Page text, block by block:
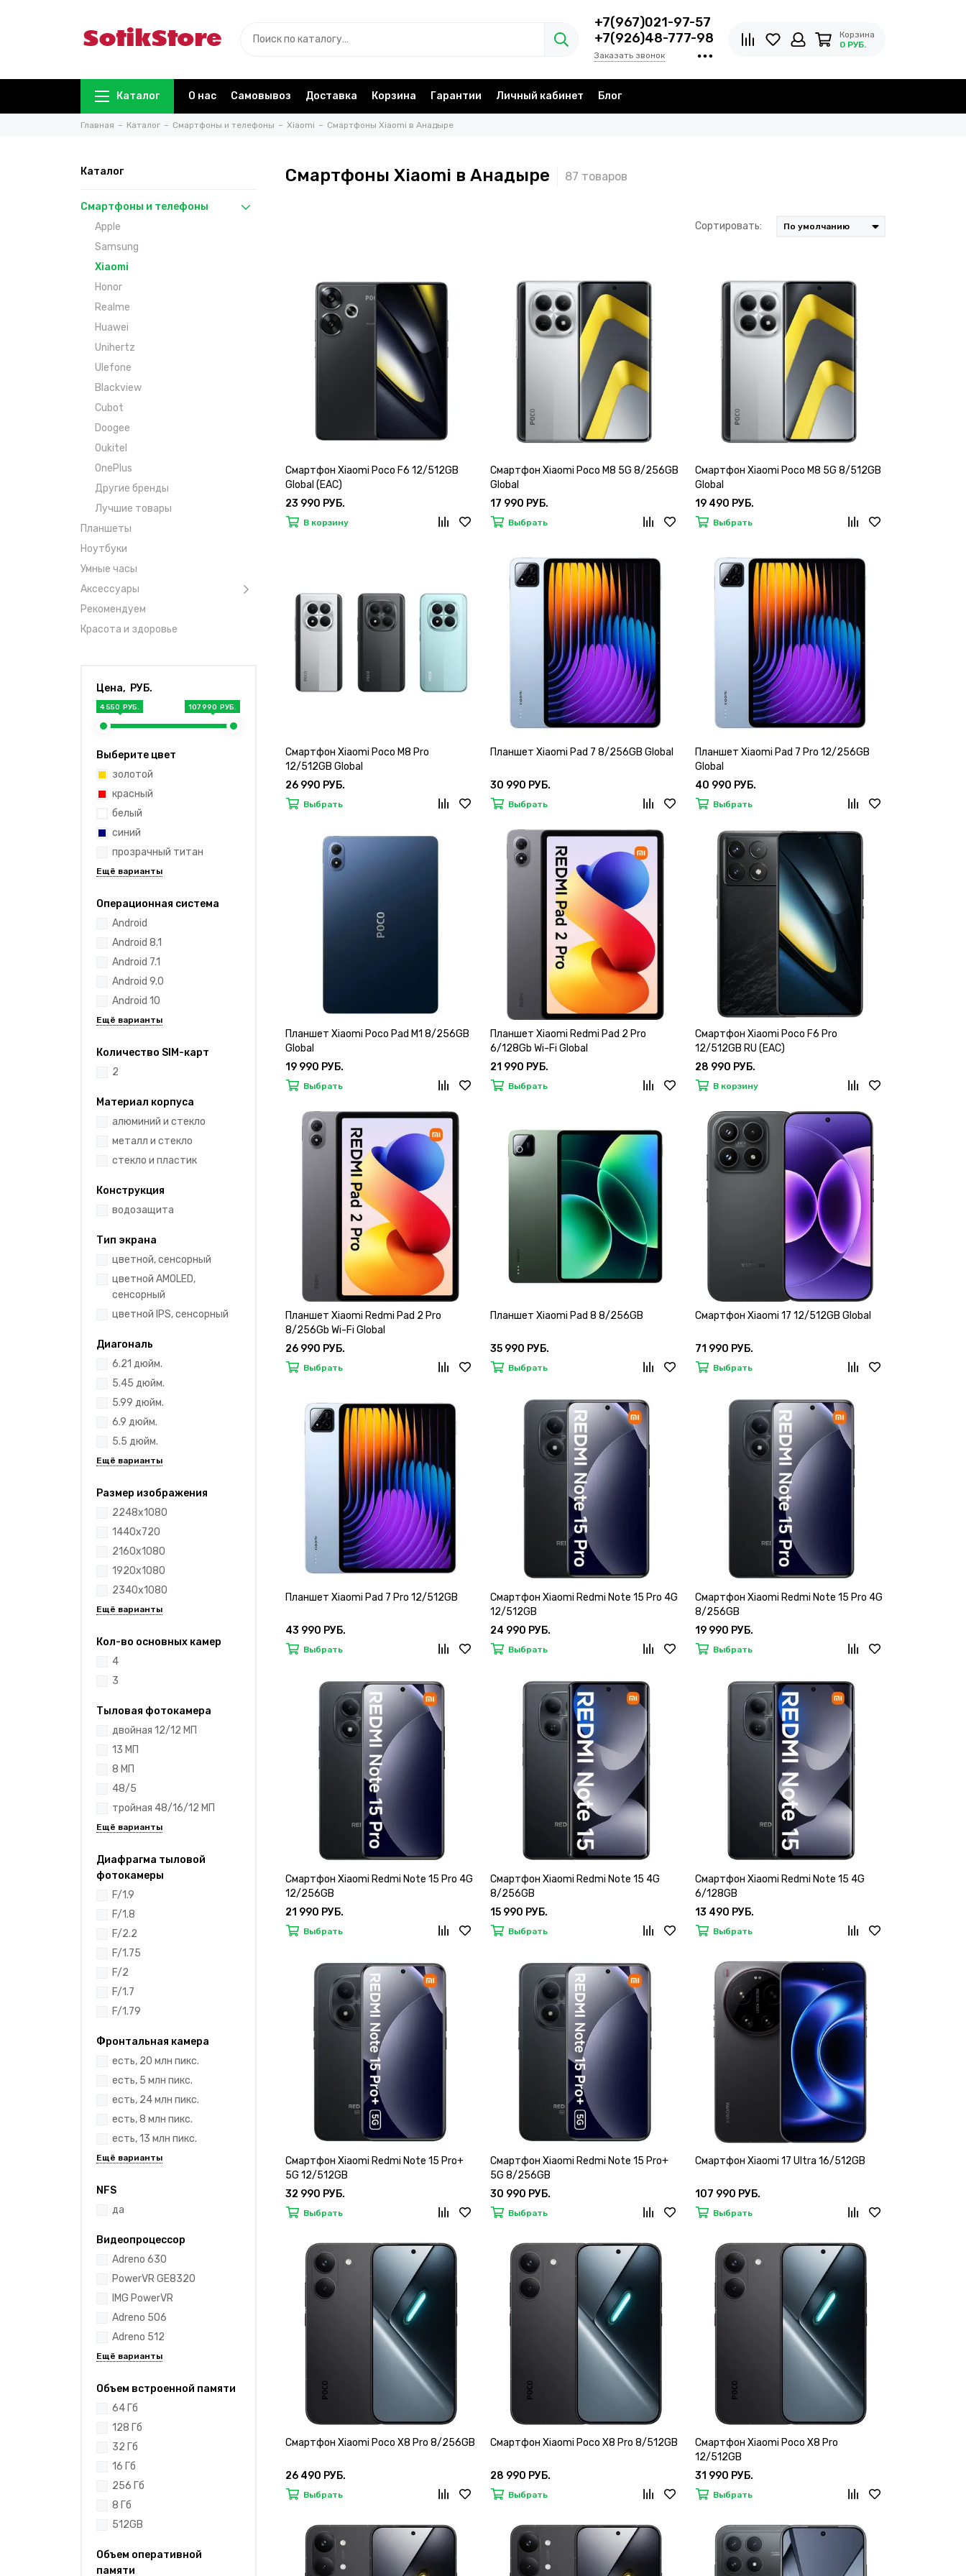
+7(967)021-97-57
+7(926)48-777-98
Заказать звонок
Корзина
0 РУБ.
Каталог О нас Самовывоз Доставка Корзина Гарантии Личный кабинет Блог
Главная Каталог Смартфоны и телефоны Xiaomi Смартфоны Xiaomi в Анадыре
Каталог
Смартфоны и телефоны
Apple
Samsung
Xiaomi
Honor
Realme
Huawei
Unihertz
Ulefone
Blackview
Cubot
Doogee
Oukitel
OnePlus
Другие бренды
Лучшие товары
Планшеты
Ноутбуки
Умные часы
Аксессуары
Рекомендуем
Красота и здоровье
Цена, РУБ.
4 550 РУБ. 107 990 РУБ.
Выберите цвет
золотой
красный
белый
синий
прозрачный титан
Операционная система
Android
Android 8.1
Android 7.1
Android 9.0
Android 10
Количество SIM-карт
2
Материал корпуса
алюминий и стекло
металл и стекло
стекло и пластик
Конструкция
водозащита
Тип экрана
цветной, сенсорный
цветной AMOLED,
сенсорный
цветной IPS, сенсорный
Диагональ
6.21 дюйм.
5.45 дюйм.
5.99 дюйм.
6.9 дюйм.
5.5 дюйм.
Размер изображения
2248x1080
1440x720
2160x1080
1920x1080
2340x1080
Кол-во основных камер
4
3
Тыловая фотокамера
двойная 12/12 МП
13 МП
8 МП
48/5
тройная 48/16/12 МП
Диафрагма тыловой
фотокамеры
F/1.9
F/1.8
F/2.2
F/1.75
F/2
F/1.7
F/1.79
Фронтальная камера
есть, 20 млн пикс.
есть, 5 млн пикс.
есть, 24 млн пикс.
есть, 8 млн пикс.
есть, 13 млн пикс.
NFS
да
Видеопроцессор
Adreno 630
PowerVR GE8320
IMG PowerVR
Adreno 506
Adreno 512
Объем встроенной памяти
64 Гб
128 Гб
32 Гб
16 Гб
256 Гб
8 Гб
512GB
Объем оперативной
памяти
Смартфоны Xiaomi в Анадыре
Сортировать:
Смартфон Xiaomi Poco F6 12/512GB
Global (EAC)
23 990 РУБ.
В корзину
Смартфон Xiaomi Poco M8 5G 8/256GB
Global
17 990 РУБ.
Выбрать
Смартфон Xiaomi Poco M8 5G 8/512GB
Global
19 490 РУБ.
Выбрать
Смартфон Xiaomi Poco M8 Pro
12/512GB Global
26 990 РУБ.
Выбрать
Планшет Xiaomi Pad 7 8/256GB Global
30 990 РУБ.
Выбрать
Планшет Xiaomi Pad 7 Pro 12/256GB
Global
40 990 РУБ.
Выбрать
Планшет Xiaomi Poco Pad M1 8/256GB
Global
19 990 РУБ.
Выбрать
Планшет Xiaomi Redmi Pad 2 Pro
6/128Gb Wi-Fi Global
21 990 РУБ.
Выбрать
Смартфон Xiaomi Poco F6 Pro
12/512GB RU (EAC)
28 990 РУБ.
В корзину
Планшет Xiaomi Redmi Pad 2 Pro
8/256Gb Wi-Fi Global
26 990 РУБ.
Выбрать
Планшет Xiaomi Pad 8 8/256GB
35 990 РУБ.
Выбрать
Смартфон Xiaomi 17 12/512GB Global
71 990 РУБ.
Выбрать
Планшет Xiaomi Pad 7 Pro 12/512GB
43 990 РУБ.
Выбрать
Смартфон Xiaomi Redmi Note 15 Pro 4G
12/512GB
24 990 РУБ.
Выбрать
Смартфон Xiaomi Redmi Note 15 Pro 4G
8/256GB
19 990 РУБ.
Выбрать
Смартфон Xiaomi Redmi Note 15 Pro 4G
12/256GB
21 990 РУБ.
Выбрать
Смартфон Xiaomi Redmi Note 15 4G
8/256GB
15 990 РУБ.
Выбрать
Смартфон Xiaomi Redmi Note 15 4G
6/128GB
13 490 РУБ.
Выбрать
Смартфон Xiaomi Redmi Note 15 Pro+
5G 12/512GB
32 990 РУБ.
Выбрать
Смартфон Xiaomi Redmi Note 15 Pro+
5G 8/256GB
30 990 РУБ.
Выбрать
Смартфон Xiaomi 17 Ultra 16/512GB
107 990 РУБ.
Выбрать
Смартфон Xiaomi Poco X8 Pro 8/256GB
26 490 РУБ.
Выбрать
Смартфон Xiaomi Poco X8 Pro 8/512GB
28 990 РУБ.
Выбрать
Смартфон Xiaomi Poco X8 Pro
12/512GB
31 990 РУБ.
Выбрать